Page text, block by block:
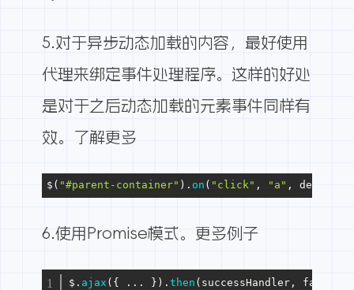
5.对于异步动态加载的内容，最好使用
代理来绑定事件处理程序。这样的好处
是对于之后动态加载的元素事件同样有
效。
了解更多
$( "#parent-container" ). on ( "click" , "a" ,
6.使用Promise模式。 更多例子
$. ajax ({ ... }).then (successHandler,